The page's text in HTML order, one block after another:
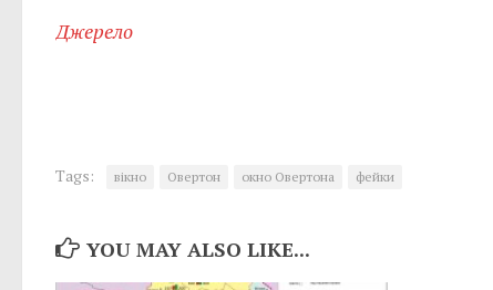
Джерело
Tags: вікно Овертон окно Овертона фейки
YOU MAY ALSO LIKE...